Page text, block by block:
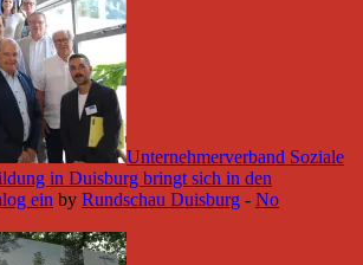
Unternehmerverband Soziale
in Duisburg bringt sich in den
ein by Rundschau Duisburg - No